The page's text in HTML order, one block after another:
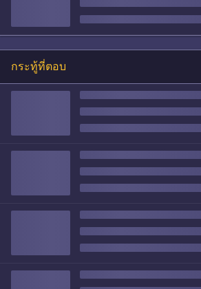
กระทู้ที่ตอบ